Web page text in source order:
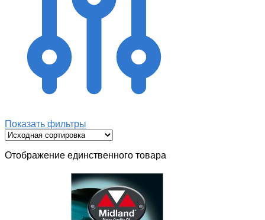
Показать фильтры
Отображение единственного товара